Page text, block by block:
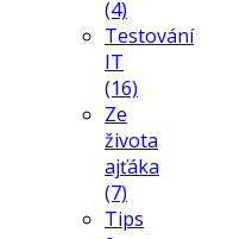
(4)
Testování
IT
(16)
Ze
života
ajťáka
(7)
Tips